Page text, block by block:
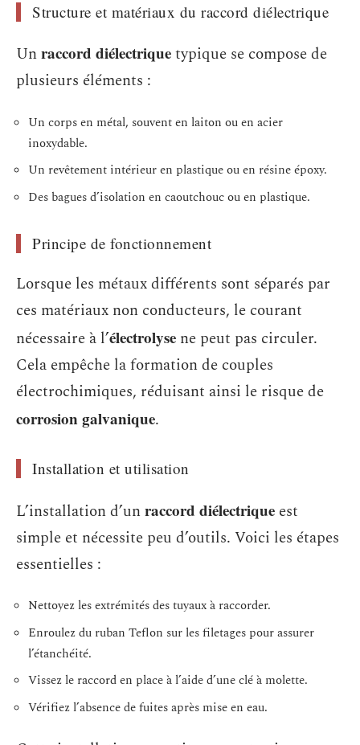
Structure et matériaux du raccord diélectrique
Unraccord diélectriquetypique se compose de
plusieurs éléments :
Un corps en métal, souvent en laiton ou en acier
inoxydable.
Un revêtement intérieur en plastique ou en résine époxy.
Des bagues d’isolation en caoutchouc ou en plastique.
Principe de fonctionnement
Lorsque les métaux différents sont séparés par
ces matériaux non conducteurs, le courant
nécessaire à l’électrolyse ne peut pas circuler.
Cela empêche la formation de couples
électrochimiques, réduisant ainsi le risque de
corrosion galvanique.
Installation et utilisation
L’installation d’unraccord diélectrique est
simple et nécessite peu d’outils. Voici les étapes
essentielles :
Nettoyez les extrémités des tuyaux à raccorder.
Enroulez du ruban Teflon sur les filetages pour assurer
l’étanchéité.
Vissez le raccord en place à l’aide d’une clé à molette.
Vérifiez l’absence de fuites après mise en eau.